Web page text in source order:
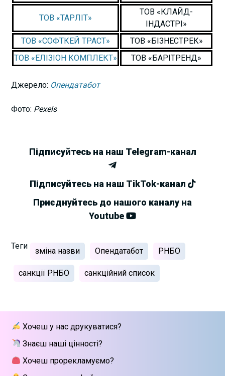
ТОВ «ТАРЛІТ»
ТОВ «КЛАЙД-
ІНДАСТРІ»
ТОВ «СОФТКЕЙ ТРАСТ»
ТОВ «БІЗНЕСТРЕК»
ТОВ «ЕЛІЗІОН КОМПЛЕКТ»
ТОВ «БАРІТРЕНД»
Джерело: Опендатабот
Фото: Pexels
Підписуйтесь на наш Telegram-канал
Підписуйтесь на наш TikTok-канал
Приєднуйтесь до нашого каналу на
Youtube
Теги
зміна назви Опендатабот РНБО
санкції РНБО санкційний список
Хочеш у нас друкуватися?
Знаєш наші цінності?
Хочеш прорекламуємо?